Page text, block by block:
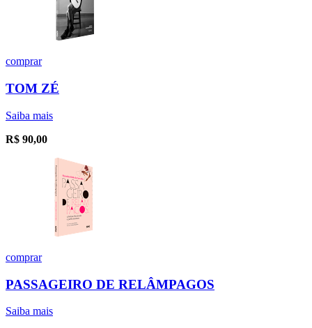
comprar
TOM ZÉ
Saiba mais
R$ 90,00
comprar
PASSAGEIRO DE RELÂMPAGOS
Saiba mais